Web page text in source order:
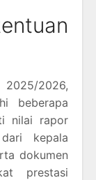
2026,
beberapa
nilai rapor
kepala
dokumen
prestasi